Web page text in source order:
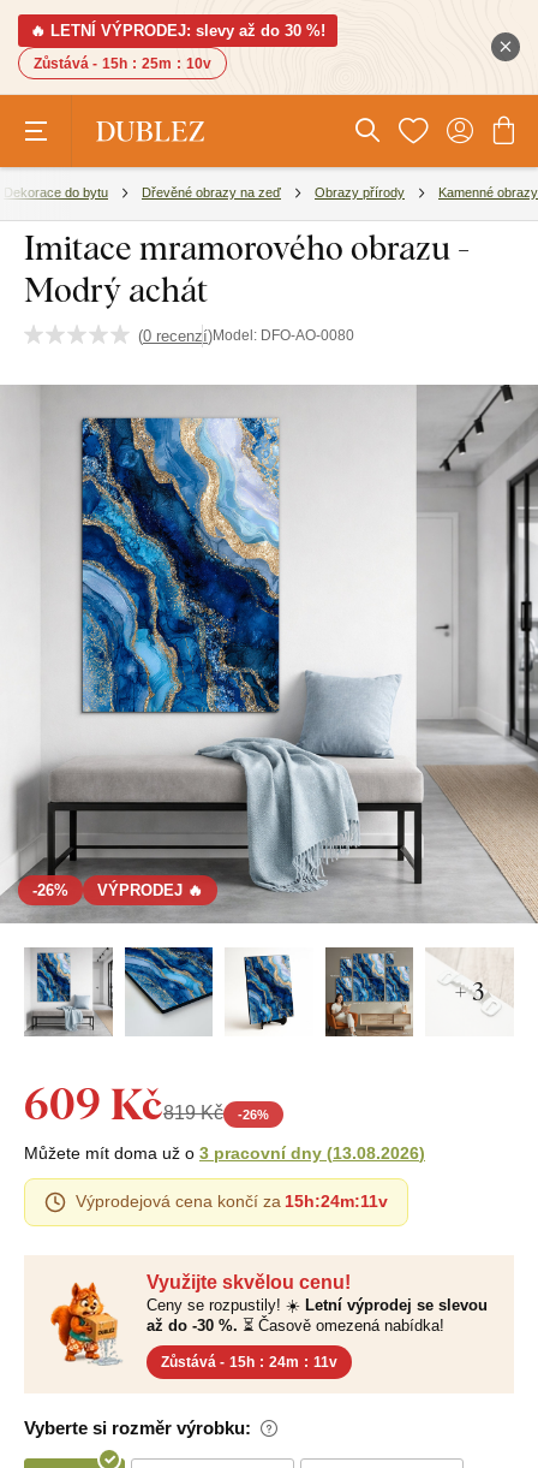
🔥 LETNÍ VÝPRODEJ: slevy až do 30 %!
Zůstává - 15h : 25m : 10v
Dekorace do bytu Dřevěné obrazy na zeď Obrazy přírody Kamenné obrazy
Imitace mramorového obrazu -
Modrý achát
(0 recenzí)Model: DFO-AO-0080
-26% VÝPRODEJ 🔥
+ 3
Využijte skvělou cenu!
Ceny se rozpustily! ☀️ Letní výprodej se slevou
až do -30 %. ⏳ Časově omezená nabídka!
Zůstává - 15h : 24m : 10v
Vyberte si rozměr výrobku:
609 Kč819 Kč -26%
Můžete mít doma už o 3 pracovní dny (13.08.2026)
Výprodejová cena končí za 15h:24m:10v